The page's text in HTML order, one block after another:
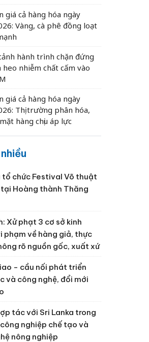
giá cả hàng hóa ngày
Vàng, cà phê đồng loạt
hành trình chặn đứng
heo nhiễm chất cấm vào
giá cả hàng hóa ngày
Thị trường phân hóa,
hàng chịu áp lực
tổ chức Festival Võ thuật
Hoàng thành Thăng
Xử phạt 3 cơ sở kinh
phạm về hàng giả, thực
rõ nguồn gốc, xuất xứ
- cầu nối phát triển
và công nghệ, đổi mới
tác với Sri Lanka trong
nghiệp chế tạo và
nông nghiệp